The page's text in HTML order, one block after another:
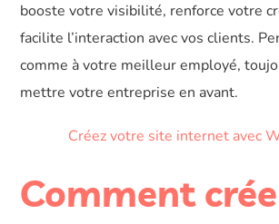
booste votre visibilité, renforce votre
facilite l’interaction avec vos clients.
comme à votre meilleur employé,
mettre votre entreprise en avant.
Créez votre site internet avec
Comment